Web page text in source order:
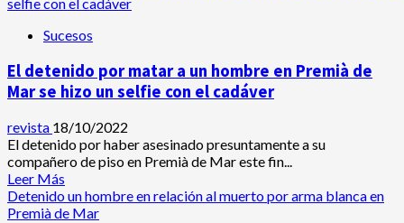
Sucesos
El detenido por matar a un hombre en Premià de
Mar se hizo un selfie con el cadáver
revista 18/10/2022
El detenido por haber asesinado presuntamente a su
compañero de piso en Premià de Mar este fin...
Leer Más
más
acerca
Detenido un hombre en relación al muerto por arma blanca en
Premià de Mar